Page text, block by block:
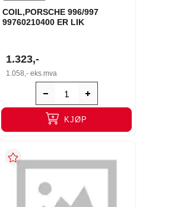
COIL,PORSCHE 996/997
99760210400 ER LIK
1.323,-
1.058,- eks.mva
KJØP